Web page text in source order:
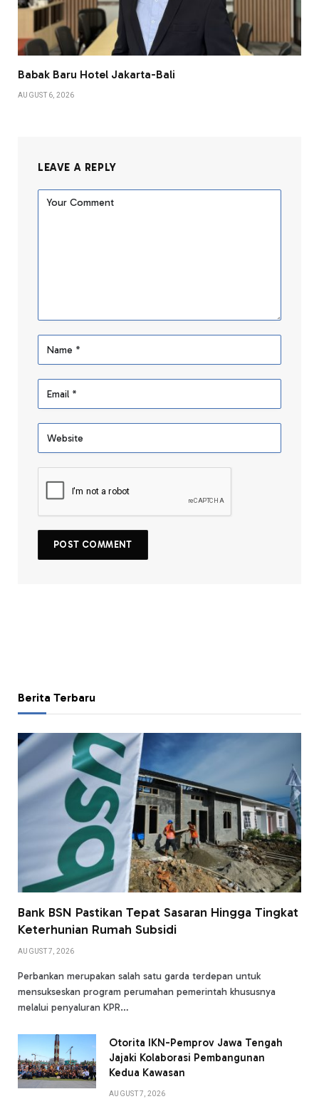
Babak Baru Hotel Jakarta-Bali
AUGUST 6, 2026
LEAVE A REPLY
Berita Terbaru
Bank BSN Pastikan Tepat Sasaran Hingga Tingkat
Keterhunian Rumah Subsidi
AUGUST 7, 2026
Perbankan merupakan salah satu garda terdepan untuk
mensukseskan program perumahan pemerintah khususnya
melalui penyaluran KPR…
Otorita IKN-Pemprov Jawa Tengah
Jajaki Kolaborasi Pembangunan
Kedua Kawasan
AUGUST 7, 2026